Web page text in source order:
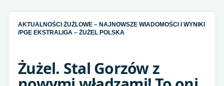
AKTUALNOŚCI ŻUŻLOWE – NAJNOWSZE WIADOMOŚCI I WYNIKI
/PGE EKSTRALIGA – ŻUŻEL POLSKA
Żużel. Stal Gorzów z